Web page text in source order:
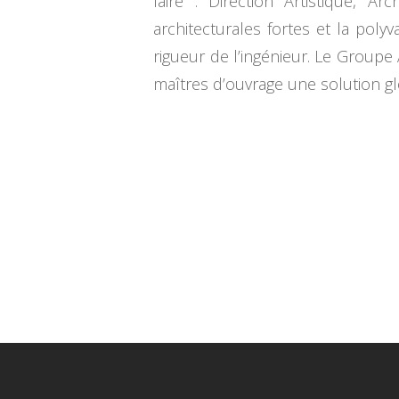
architecturales fortes et la
rigueur de l’ingénieur. Le
maîtres d’ouvrage une solution